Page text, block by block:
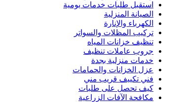
استقبل طلبات خدمات يومية
الصيانة المنزلية
الكهرباء والإنارة
تركيب المظلات والسواتر
تنظيف خزانات المياه
جروب عاملات تنظيف
خدمات منزلية بجدة
عزل الخزانات والحمامات
فني تكييف قريب مني
كيف تحصل على طلبات
مكافحة الآفات الزراعية